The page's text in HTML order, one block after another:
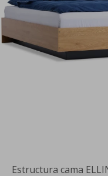
Estructura cama